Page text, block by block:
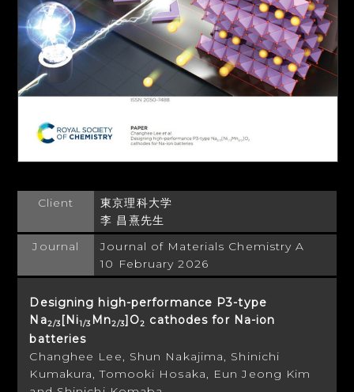
Client
東京理科大学
李 昌熹先生
Journal
Journal of Materials Chemistry A
10 February 2026
Designing high-performance P3-type
Na2/3[Ni1/3 Mn2/3]O2
cathodes for Na-ion
batteries
Changhee Lee, Shun Nakajima, Shinichi
Kumakura, Tomooki Hosaka, Eun Jeong Kim